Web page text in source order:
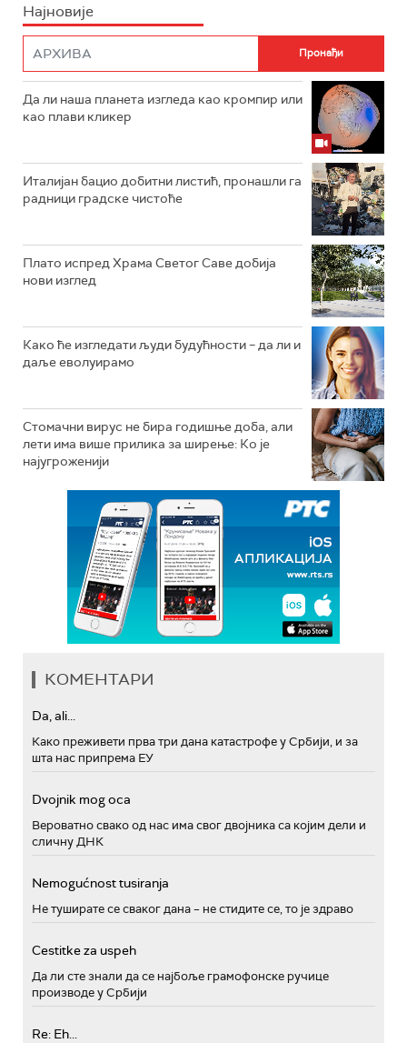
Најновије
Да ли наша планета изгледа као кромпир или
као плави кликер
Италијан бацио добитни листић, пронашли га
радници градске чистоће
Плато испред Храма Светог Саве добија
нови изглед
Како ће изгледати људи будућности – да ли и
даље еволуирамо
Стомачни вирус не бира годишње доба, али
лети има више прилика за ширење: Ко је
најугроженији
КОМЕНТАРИ
Da, ali...
Како преживети прва три дана катастрофе у Србији, и за
шта нас припрема ЕУ
Dvojnik mog oca
Вероватно свако од нас има свог двојника са којим дели и
сличну ДНК
Nemogućnost tusiranja
Не туширате се сваког дана – не стидите се, то је здраво
Cestitke za uspeh
Да ли сте знали да се најбоље грамофонске ручице
производе у Србији
Re: Eh...